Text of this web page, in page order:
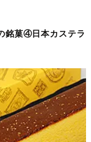
銘菓④日本カステラ